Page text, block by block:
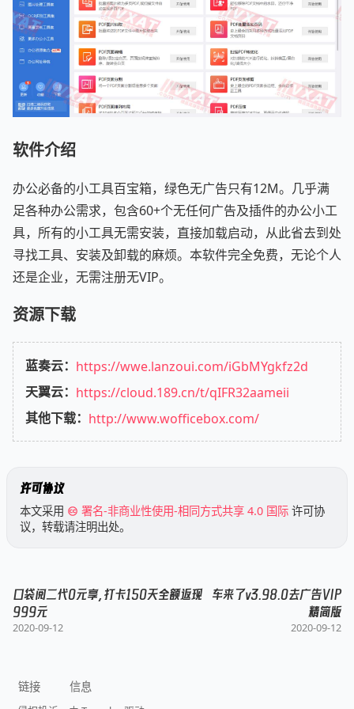
软件介绍
办公必备的小工具百宝箱，绿色无广告只有12M。几乎满
足各种办公需求，包含60+个无任何广告及插件的办公小工
具，所有的小工具无需安装，直接加载启动，从此省去到处
寻找工具、安装及卸载的麻烦。本软件完全免费，无论个人
还是企业，无需注册无VIP。
资源下载
蓝奏云： https://wwe.lanzoui.com/iGbMYgkfz2d
天翼云： https://cloud.189.cn/t/qIFR32aameii
其他下载： http://www.wofficebox.com/
许可协议
本文采用 署名-非商业性使用-相同方式共享 4.0 国际 许可协
议，转载请注明出处。
口袋阅二代0元享，打卡150天全额返现
999元
2020-09-12
车来了v3.98.0去广告VIP
精简版
2020-09-12
链接 信息